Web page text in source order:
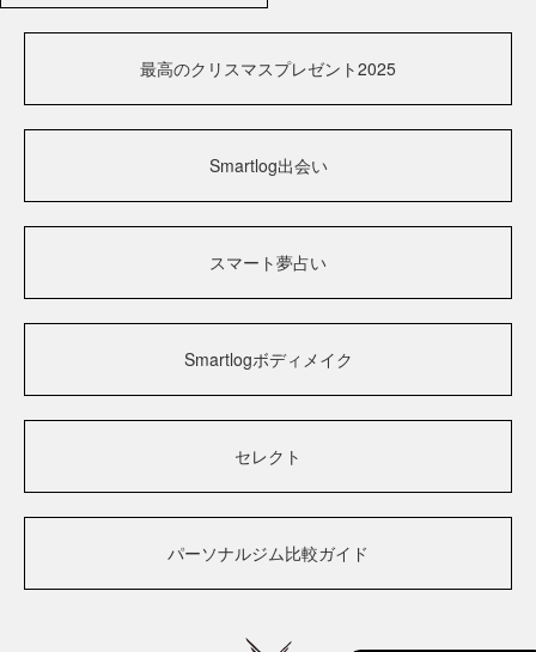
最高のクリスマスプレゼント2025
Smartlog出会い
スマート夢占い
Smartlogボディメイク
セレクト
パーソナルジム比較ガイド